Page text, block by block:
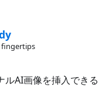
ルAI画像を挿入できる